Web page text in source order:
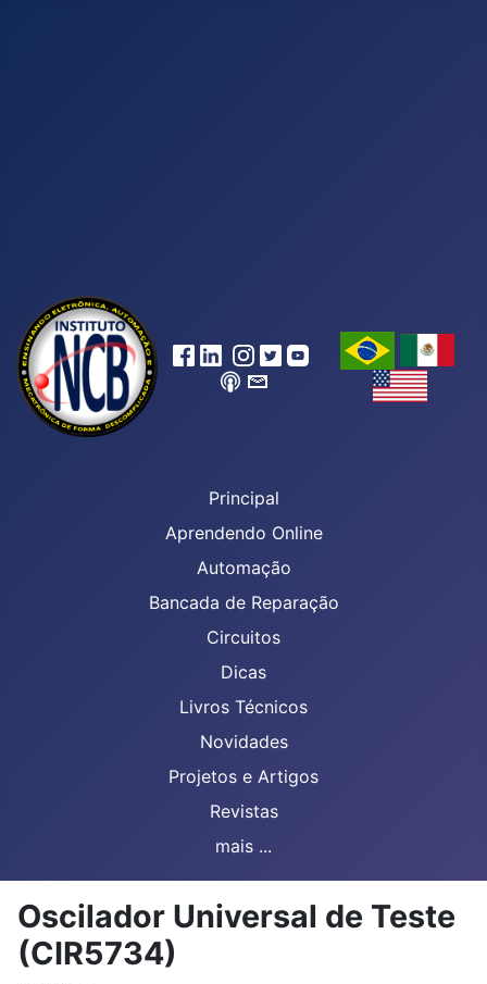
Principal
Aprendendo Online
Automação
Bancada de Reparação
Circuitos
Dicas
Livros Técnicos
Novidades
Projetos e Artigos
Revistas
mais ...
Oscilador Universal de Teste
(CIR5734)